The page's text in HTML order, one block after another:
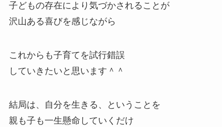
子どもの存在により気づかされることが
沢山ある喜びを感じながら
これからも子育てを試行錯誤
していきたいと思います＾＾
結局は、
自分を生きる、ということを
親も子も一生懸命していくだけ